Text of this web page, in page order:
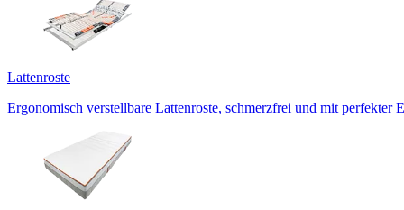
Lattenroste
Ergonomisch verstellbare Lattenroste, schmerzfrei und mit perfekter